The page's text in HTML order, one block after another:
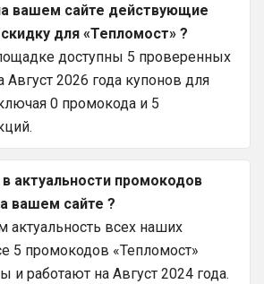
вашем сайте действующие
для «Тепломост» ?
доступны 5 проверенных
Август 2026 года купонов для
0 промокода и 5
актуальности промокодов
вашем сайте ?
актуальность всех наших
5 промокодов «Тепломост»
и работают на Август 2024 года.